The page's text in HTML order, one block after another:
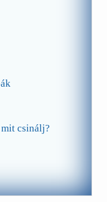
mit csinálj?